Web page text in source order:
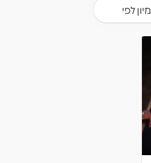
מיון לפי